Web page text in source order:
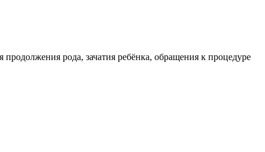
рода, зачатия ребёнка, обращения к процедуре